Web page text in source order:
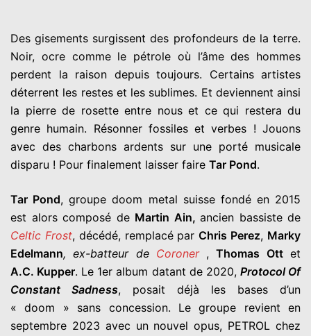
Des gisements surgissent des profondeurs de la terre.
Noir, ocre comme le pétrole où l’âme des hommes
perdent la raison depuis toujours. Certains artistes
déterrent les restes et les sublimes. Et deviennent ainsi
la pierre de rosette entre nous et ce qui restera du
genre humain. Résonner fossiles et verbes ! Jouons
avec des charbons ardents sur une porté musicale
disparu ! Pour finalement laisser faire Tar Pond.
Tar Pond, groupe doom metal suisse fondé en 2015
est alors composé de Martin Ain, ancien bassiste de
Celtic Frost, décédé, remplacé parChris Perez, Marky
Edelmann, ex-batteur de Coroner,Thomas Ottet
A.C. Kupper. Le 1er album datant de 2020, Protocol Of
Constant Sadness, posait déjà les bases d’un
« doom » sans concession. Le groupe revient en
septembre 2023 avec un nouvel opus, PETROL chez